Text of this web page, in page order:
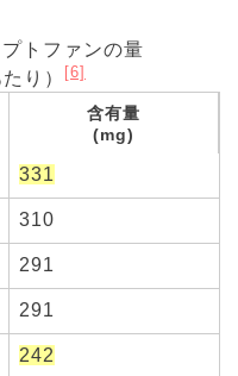
トファンの量
り）
[6]
含有量
(mg)
331
310
291
291
242